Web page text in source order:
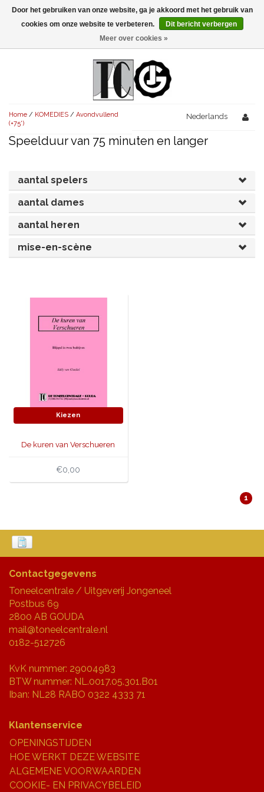
Menu
AVONDVULLEND (+75')
KORT (-30')
OVERIG (30'-75')
UITGELICHT!
AVONDVULLEND (+75')
KORT (-30')
OVERIG (30'-75')
UITGELICHT!
THRILLERS
AVONDVULLEND (+75')
OVERIG (30'-75')
SENIORENTONEEL
KORT (-30')
OVERIG (30'-75')
UITGELICHT!
SPEKTAKELSTUKKEN
JUBILEUMSTUK
KOSTUUMSTUK
MUSICAL
OVERIG
SINTERKLAASTONEEL
HANDBOEKEN
THEATERBOEKEN
RECHTEN REGELEN
Home / KOMEDIES / Avondvullend
(+75')
Nederlands
Speelduur van 75 minuten en langer
aantal spelers
aantal dames
aantal heren
mise-en-scène
Kiezen
De kuren van Verschueren
€0,00
1
Contactgegevens
Toneelcentrale / Uitgeverij Jongeneel
Postbus 69
2800 AB GOUDA
mail@toneelcentrale.nl
0182-512726
KvK nummer: 29004983
BTW nummer: NL.0017.05.301.B01
Iban: NL28 RABO 0322 4333 71
Klantenservice
OPENINGSTIJDEN
HOE WERKT DEZE WEBSITE
ALGEMENE VOORWAARDEN
COOKIE- EN PRIVACYBELEID
Door het gebruiken van onze website, ga je akkoord met het gebruik van
cookies om onze website te verbeteren.
Dit bericht verbergen
Meer over cookies »